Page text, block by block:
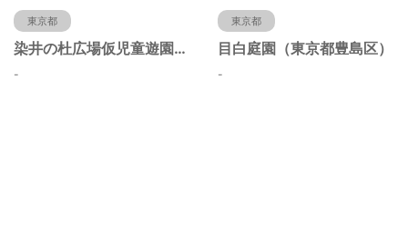
東京都
染井の杜広場仮児童遊園（東京都豊島区）
-
東京都
目白庭園（東京都豊島区）
-